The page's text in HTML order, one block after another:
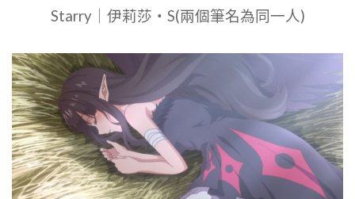
Starry｜伊莉莎・S(兩個筆名為同一人)